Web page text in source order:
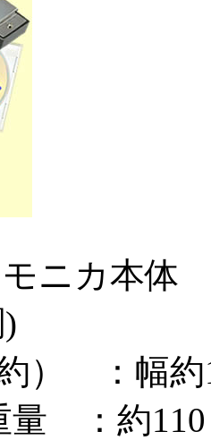
ニカ本体
約） ：幅
量 ：約110